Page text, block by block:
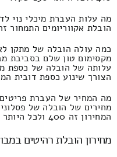
מה עלות העברת מיכלי נוי
הובלת אקווריומים התמחור זהו 540 וזה מגיע עד 240
כמה עולה הובלה של מתקן
מקסימום טון שלם בסביבת
עלותה של הובלה של כספת
הצורך שינוע כספת דובית המחיר הוא 390 ולא
מה המחיר של העברת
מחירים של הובלה של
המחירון זה 400 ולכל היותר 180 ₪.
מחירון הובלת רהיטים